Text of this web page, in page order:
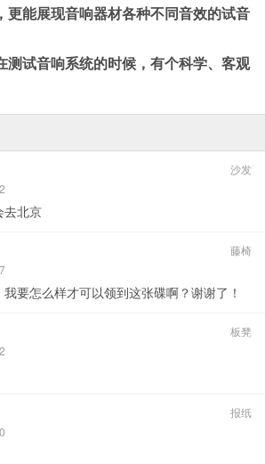
更能展现音响器材各种不同音效的试音
测试音响系统的时候，有个科学、客观
沙发
去北京
藤椅
要怎么样才可以领到这张碟啊？谢谢了！
板凳
报纸